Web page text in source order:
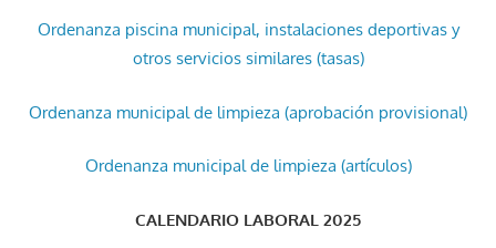
Ordenanza piscina municipal, instalaciones deportivas y
otros servicios similares (tasas)
Ordenanza municipal de limpieza (aprobación provisional)
Ordenanza municipal de limpieza (artículos)
CALENDARIO LABORAL 2025